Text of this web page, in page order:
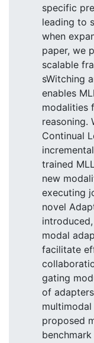
specific
leading to
when
paper, we
scalable
sWitching
enables
modalities
reasoning.
Continual
trained
new
executing
novel
modal
facilitate
gating
of
proposed